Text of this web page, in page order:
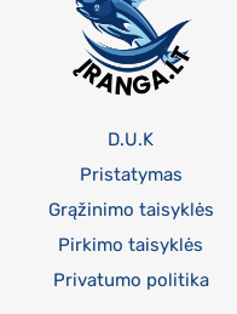
D.U.K
Pristatymas
Grąžinimo taisyklės
Pirkimo taisyklės
Privatumo politika